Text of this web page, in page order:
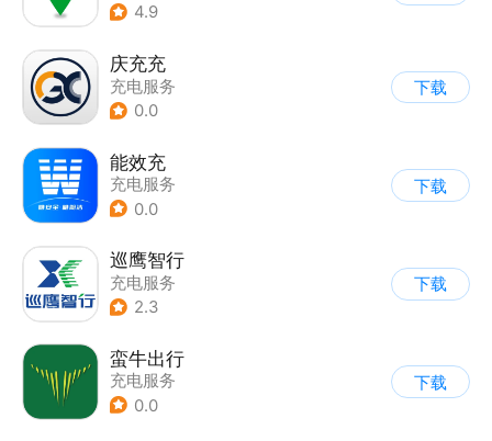
4.9
庆充充
充电服务
0.0
下载
能效充
充电服务
0.0
下载
巡鹰智行
充电服务
2.3
下载
蛮牛出行
充电服务
0.0
下载